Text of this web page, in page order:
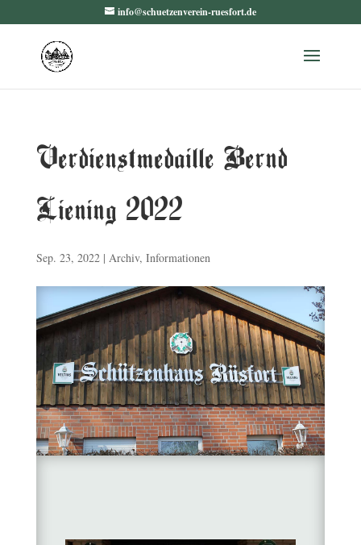
info@schuetzenverein-ruesfort.de
Verdienstmedaille Bernd
Liening 2022
Sep. 23, 2022| Archiv, Informationen